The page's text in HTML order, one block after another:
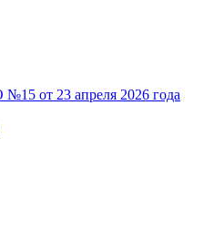
от 23 апреля 2026 года